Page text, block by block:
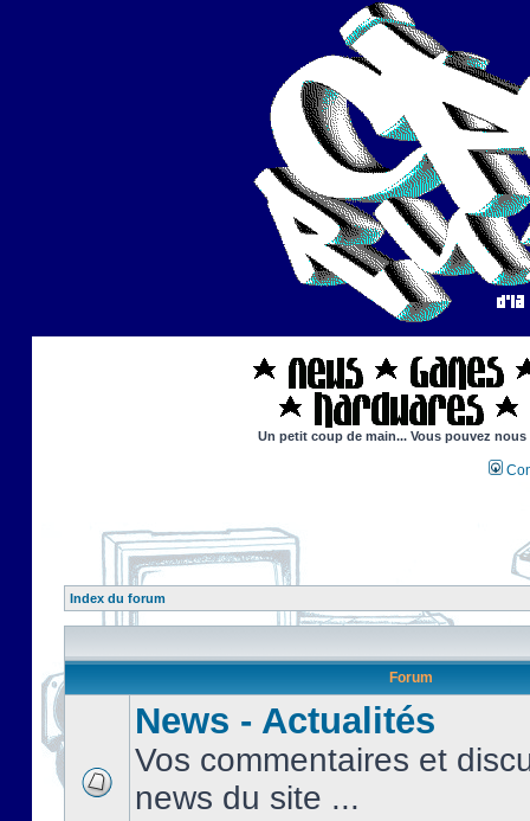
Un petit coup de main... Vous pouvez
Index du forum
Forum
News - Actualités
Vos commentaires et
news du site ...